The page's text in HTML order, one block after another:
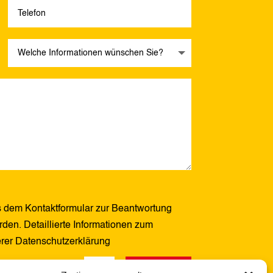
Kontaktformular zur Beantwortung
Detaillierte Informationen zum
Datenschutzerklärung
14 + 11 = Senden